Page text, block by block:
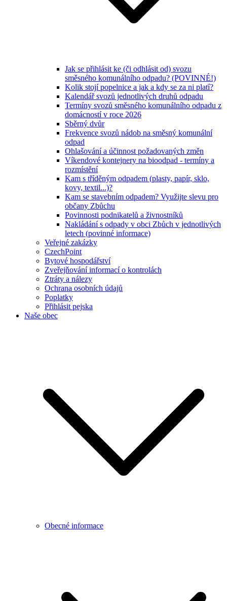
Jak se přihlásit ke (či odhlásit od) svozu
směsného komunálního odpadu? (POVINNÉ!)
Kolik stojí popelnice a jak a kdy se za ni platí?
Kalendář svozů jednotlivých druhů odpadu
Termíny svozů směsného komunálního odpadu z
domácností v roce 2026
Sběrný dvůr
Frekvence svozů nádob na směsný komunální
odpad
Ohlašování a účinnost požadovaných změn
Víkendové kontejnery na bioodpad - termíny a
rozmístění
Kam s tříděným odpadem (plasty, papír, sklo,
kovy, textil...)?
Kam se stavebním odpadem? Využijte slevu pro
občany Zbůchu
Povinnosti podnikatelů a živnostníků
Nakládání s odpady v obci Zbůch v jednotlivých
letech (povinné informace)
Veřejné zakázky
CzechPoint
Bytové hospodářství
Zveřejňování informací o kontrolách
Ztráty a nálezy
Ochrana osobních údajů
Poplatky
Přihlásit pejska
Naše obec
Obecné informace